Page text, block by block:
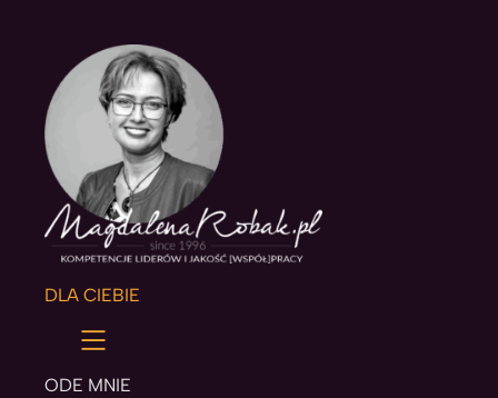
DLA CIEBIE
ODE MNIE